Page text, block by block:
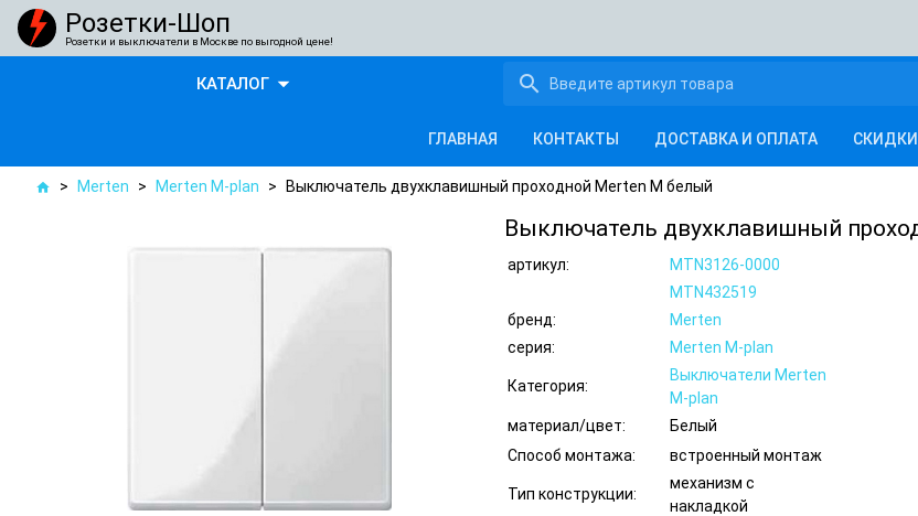
Розетки-Шоп
Розетки и выключатели в Москве по выгодной цене!
КАТАЛОГarrow_drop_down search
ГЛАВНАЯ КОНТАКТЫ ДОСТАВКА И ОПЛАТА СКИДКИ
home > Merten > Merten M-plan > Выключатель двухклавишный проходной Merten M белый
Выключатель двухклавишный
артикул:
MTN3126-0000
MTN432519
бренд:
Merten
серия:
Merten M-plan
Категория:
Выключатели Merten
M-plan
материал/цвет:
Белый
Способ монтажа:
встроенный монтаж
Тип конструкции:
механизм с
накладкой